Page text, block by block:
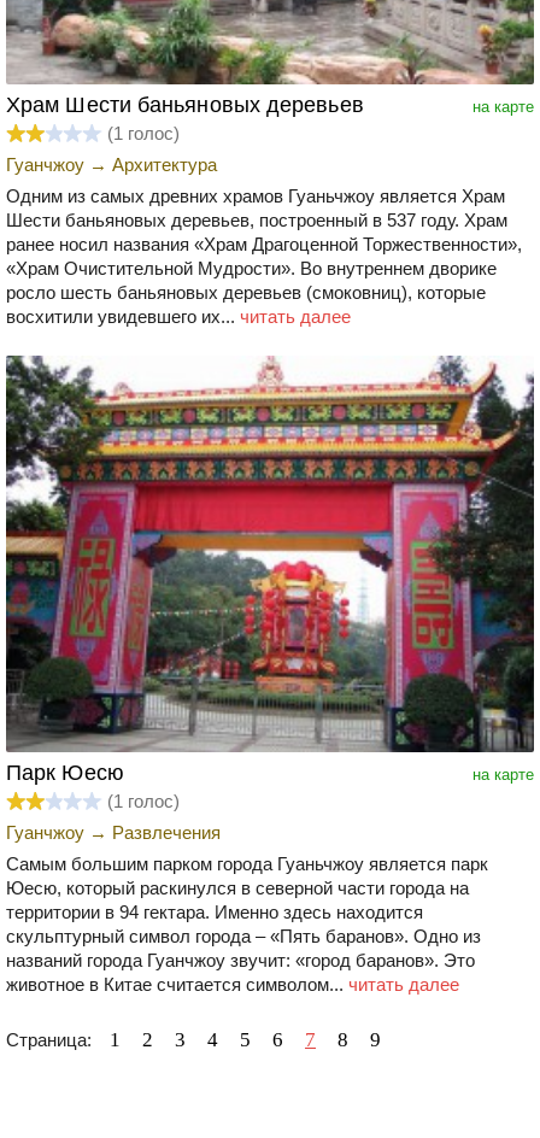
на карте
Храм Шести баньяновых деревьев
(1 голос)
Гуанчжоу → Архитектура
Одним из самых древних храмов Гуаньчжоу является Храм
Шести баньяновых деревьев, построенный в 537 году. Храм
ранее носил названия «Храм Драгоценной Торжественности»,
«Храм Очистительной Мудрости». Во внутреннем дворике
росло шесть баньяновых деревьев (смоковниц), которые
восхитили увидевшего их... читать далее
на карте
Парк Юесю
(1 голос)
Гуанчжоу → Развлечения
Самым большим парком города Гуаньчжоу является парк
Юесю, который раскинулся в северной части города на
территории в 94 гектара. Именно здесь находится
скульптурный символ города – «Пять баранов». Одно из
названий города Гуанчжоу звучит: «город баранов». Это
животное в Китае считается символом... читать далее
Страница: 1 2 3 4 5 6 7 8 9